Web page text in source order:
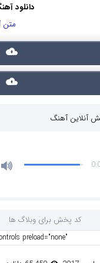
دانلود
متن
آنلاین آهنگ
کد پخش برای وبلاگ ها